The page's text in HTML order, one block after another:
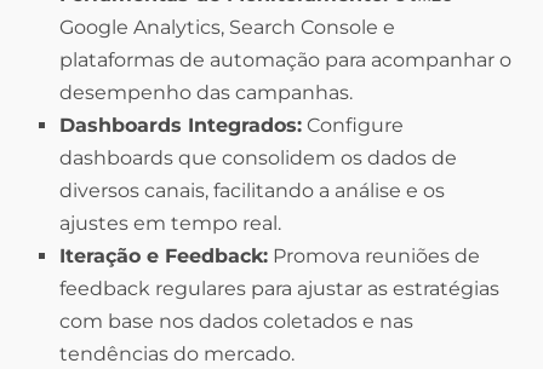
Google Analytics, Search Console e
plataformas de automação para acompanhar o
desempenho das campanhas.
Dashboards Integrados: Configure
dashboards que consolidem os dados de
diversos canais, facilitando a análise e os
ajustes em tempo real.
Iteração e Feedback: Promova reuniões de
feedback regulares para ajustar as estratégias
com base nos dados coletados e nas
tendências do mercado.